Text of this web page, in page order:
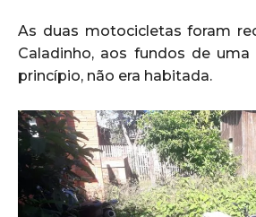
As duas motocicletas foram
Caladinho, aos fundos de uma
princípio, não era habitada.